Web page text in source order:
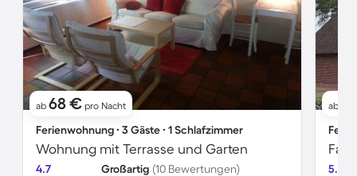
ab 68 € pro Nacht
Ferienwohnung ∙ 3 Gäste ∙ 1 Schlafzimmer
Wohnung mit Terrasse und Garten
4.7 Großartig (10 Bewertungen)
ab
5.0